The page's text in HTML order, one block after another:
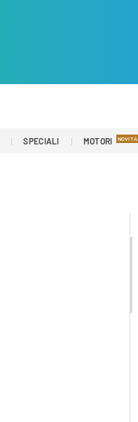
SPECIALI MOTORI